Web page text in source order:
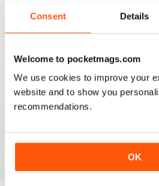
Consent Details
Welcome to pocketmags.com
We use cookies to improve your
website and to show you
recommendations.
OK
Lots of new ideas
WORLD LEADING